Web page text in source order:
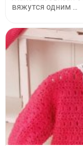
вяжутся одним ...